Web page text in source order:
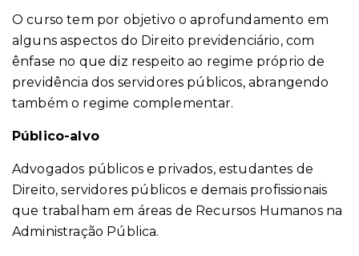
O curso tem por objetivo o aprofundamento em
alguns aspectos do Direito previdenciário, com
ênfase no que diz respeito ao regime próprio de
previdência dos servidores públicos, abrangendo
também o regime complementar.
Público-alvo
Advogados públicos e privados, estudantes de
Direito, servidores públicos e demais profissionais
que trabalham em áreas de Recursos Humanos na
Administração Pública.